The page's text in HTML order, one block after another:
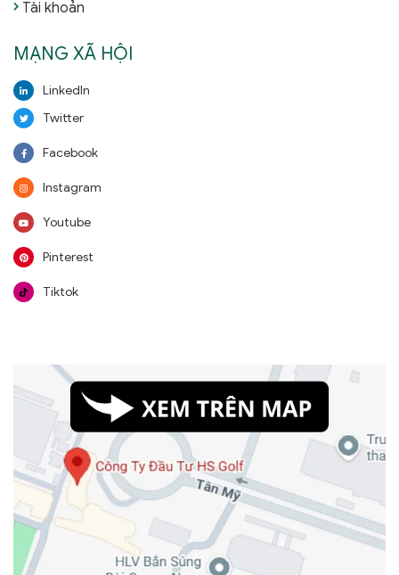
Tài khoản
MẠNG XÃ HỘI
LinkedIn
Twitter
Facebook
Instagram
Youtube
Pinterest
Tiktok